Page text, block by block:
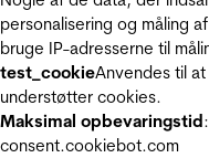
personalisering og måling
bruge IP-adresserne til
test_cookieAnvendes til
understøtter cookies.
Maksimal opbevaringstid
consent.cookiebot.com